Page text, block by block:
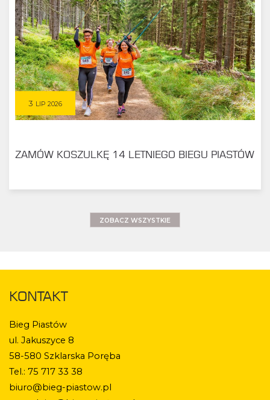
3 LIP 2026
ZAMÓW KOSZULKĘ 14 LETNIEGO BIEGU PIASTÓW
ZOBACZ WSZYSTKIE
KONTAKT
Bieg Piastów
ul. Jakuszyce 8
58-580 Szklarska Poręba
Tel.: 75 717 33 38
biuro@bieg-piastow.pl